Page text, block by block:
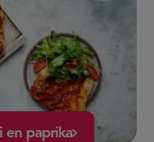
en paprika